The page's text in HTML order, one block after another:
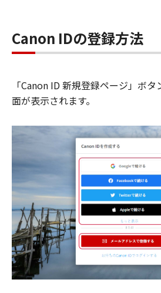
Canon IDの登録方法
「Canon ID 新規登録ページ」ボ
面が表示されます。